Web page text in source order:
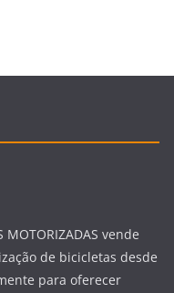
MOTORIZADAS vende
de bicicletas desde
para oferecer